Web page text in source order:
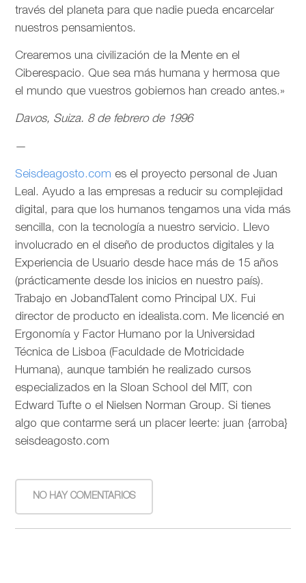
través del planeta para que nadie pueda encarcelar
nuestros pensamientos.
Crearemos una civilización de la Mente en el
Ciberespacio. Que sea más humana y hermosa que
el mundo que vuestros gobiernos han creado antes.»
Davos, Suiza. 8 de febrero de 1996
—
Seisdeagosto.com es el proyecto personal de Juan
Leal. Ayudo a las empresas a reducir su complejidad
digital, para que los humanos tengamos una vida más
sencilla, con la tecnología a nuestro servicio. Llevo
involucrado en el diseño de productos digitales y la
Experiencia de Usuario desde hace más de 15 años
(prácticamente desde los inicios en nuestro país).
Trabajo en JobandTalent como Principal UX. Fui
director de producto en idealista.com. Me licencié en
Ergonomía y Factor Humano por la Universidad
Técnica de Lisboa (Faculdade de Motricidade
Humana), aunque también he realizado cursos
especializados en la Sloan School del MIT, con
Edward Tufte o el Nielsen Norman Group. Si tienes
algo que contarme será un placer leerte: juan {arroba}
seisdeagosto.com
NO HAY COMENTARIOS